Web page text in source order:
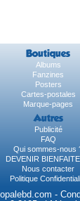
Boutiques
Albums
Fanzines
Posters
Cartes-postales
Marque-pages
Autres
Publicité
FAQ
Qui sommes-nous
DEVENIR
Nous contacter
Politique
-